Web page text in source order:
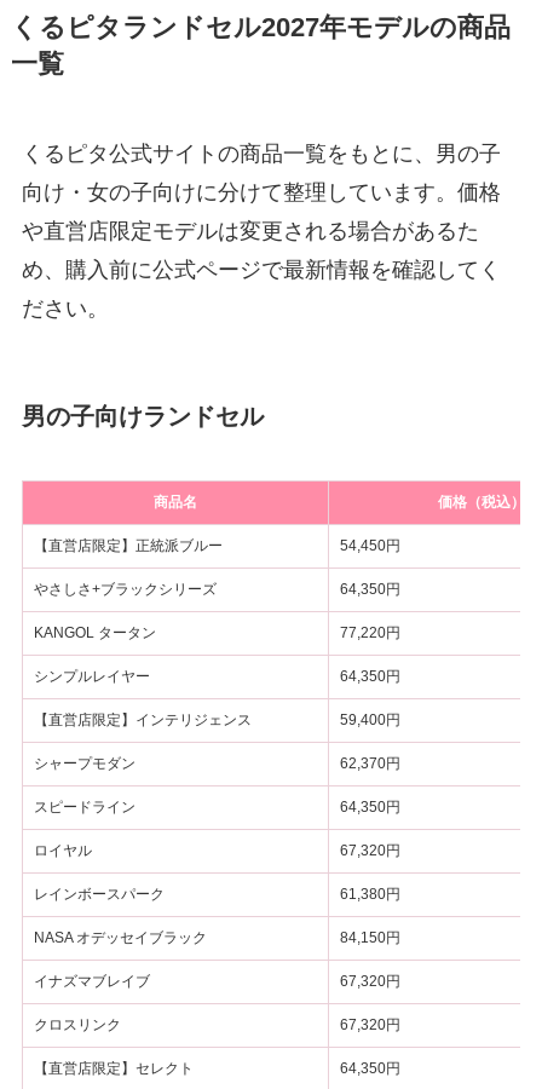
くるピタランドセル2027年モデルの商品
一覧
くるピタ公式サイトの商品一覧をもとに、男の子
向け・女の子向けに分けて整理しています。価格
や直営店限定モデルは変更される場合があるた
め、購入前に公式ページで最新情報を確認してく
ださい。
男の子向けランドセル
商品名 価格（税込）
【直営店限定】正統派ブルー 54,450円
やさしさ+ブラックシリーズ 64,350円
KANGOL タータン 77,220円
シンプルレイヤー 64,350円
【直営店限定】インテリジェンス 59,400円
シャープモダン 62,370円
スピードライン 64,350円
ロイヤル 67,320円
レインボースパーク 61,380円
NASA オデッセイブラック 84,150円
イナズマブレイブ 67,320円
クロスリンク 67,320円
【直営店限定】セレクト 64,350円